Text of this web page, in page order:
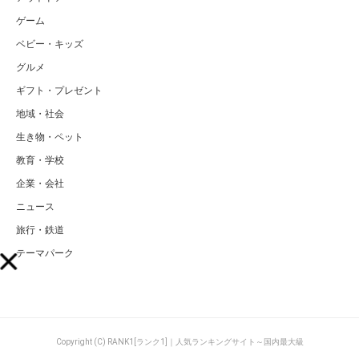
ゲーム
ベビー・キッズ
グルメ
ギフト・プレゼント
地域・社会
生き物・ペット
教育・学校
企業・会社
ニュース
旅行・鉄道
テーマパーク
Copyright (C) RANK1[ランク1]｜人気ランキングサイト～国内最大級